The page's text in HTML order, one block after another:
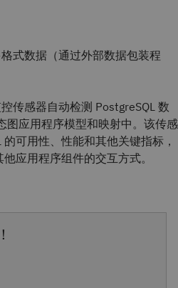
式数据（通过外部数据包装程
传感器自动检测 PostgreSQL 数
图应用程序模型和映射中。该传感
可用性、性能和其他关键指标，
应用程序组件的交互方式。